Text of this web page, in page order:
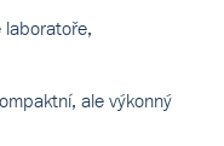
laboratoře,
ale výkonný